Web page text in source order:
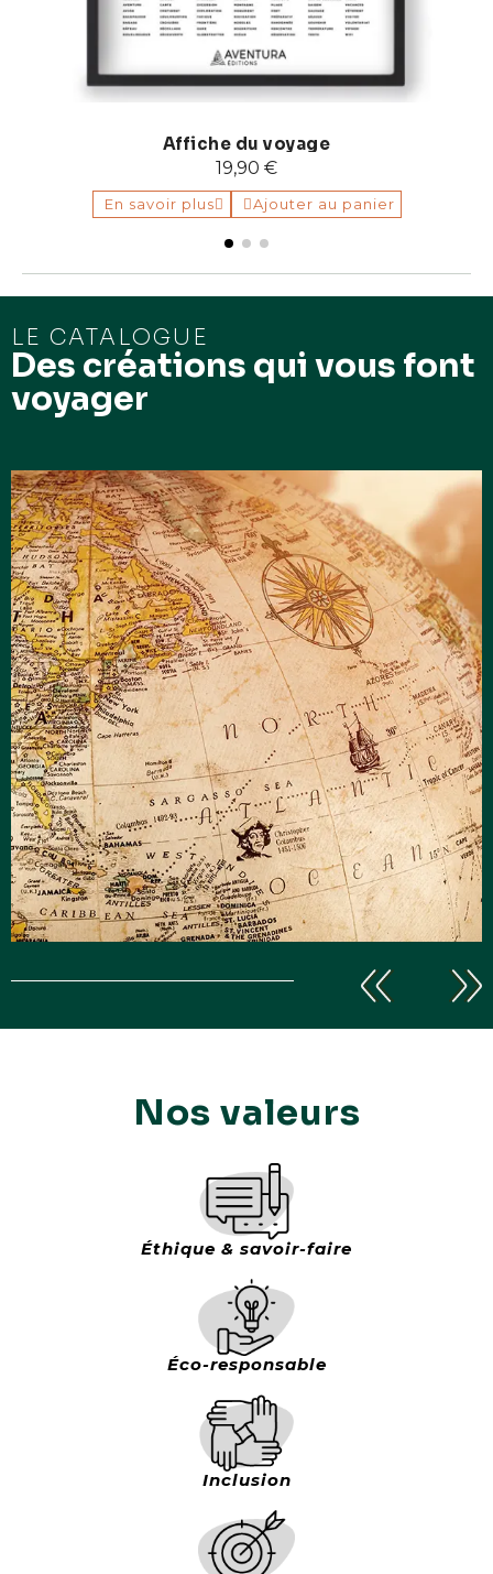
Affiche du voyage
19,90 €
En savoir plus Ajouter au panier
LE CATALOGUE
Des créations qui vous font
voyager
Nos valeurs
Éthique & savoir-faire
Éco-responsable
Inclusion